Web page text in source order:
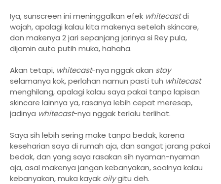
Iya, sunscreen ini meninggalkan efek whitecastdi
wajah, apalagi kalau kita makenya setelah skincare,
dan makenya 2 jari sepanjang jarinya si Rey pula,
dijamin auto putih muka, hahaha.
Akan tetapi, whitecast-nya nggak akan stay
selamanya kok, perlahan namun pasti tuh whitecast
menghilang, apalagi kalau saya pakai tanpa lapisan
skincare lainnya ya, rasanya lebih cepat meresap,
jadinya whitecast-nya nggak terlalu terlihat.
Saya sih lebih sering make tanpa bedak, karena
keseharian saya di rumah aja, dan sangat jarang pakai
bedak, dan yang saya rasakan sih nyaman-nyaman
aja, asal makenya jangan kebanyakan, soalnya kalau
kebanyakan, muka kayak oilygitu deh.